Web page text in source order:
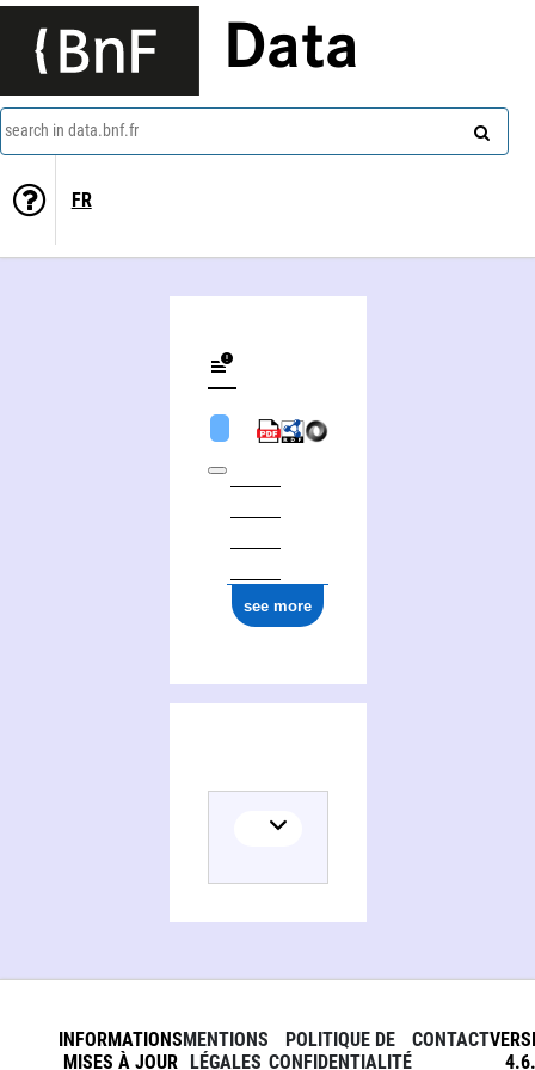
Data
search in data.bnf.fr
FR
see more
INFORMATIONS
MISES À JOUR
MENTIONS
LÉGALES
POLITIQUE DE
CONFIDENTIALITÉ
CONTACT